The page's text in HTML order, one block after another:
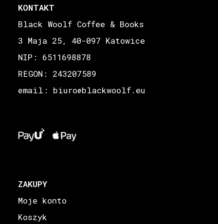
KONTAKT
Black Woolf Coffee & Books
3 Maja 25, 40-097 Katowice
NIP: 6511698878
REGON: 243207589
email: biuro@blackwoolf.eu
ZAKUPY
Moje konto
Koszyk